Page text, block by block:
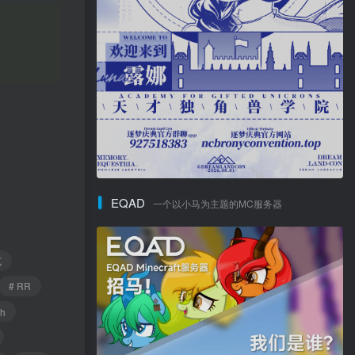
# RR
EQAD 一个以小马为主题的MC服务器